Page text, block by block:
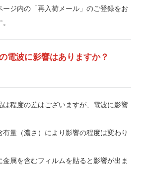
ージ内の「再入荷メール」のご登録をお
電波に影響はありますか？
は程度の差はございますが、電波に影響
有量（濃さ）により影響の程度は変わり
金属を含むフィルムを貼ると影響が出ま